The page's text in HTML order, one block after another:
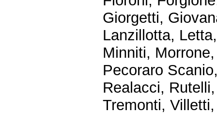
Giorgetti,
Lanzillotta,
Minniti,
Pecoraro
Realacci,
Tremonti,